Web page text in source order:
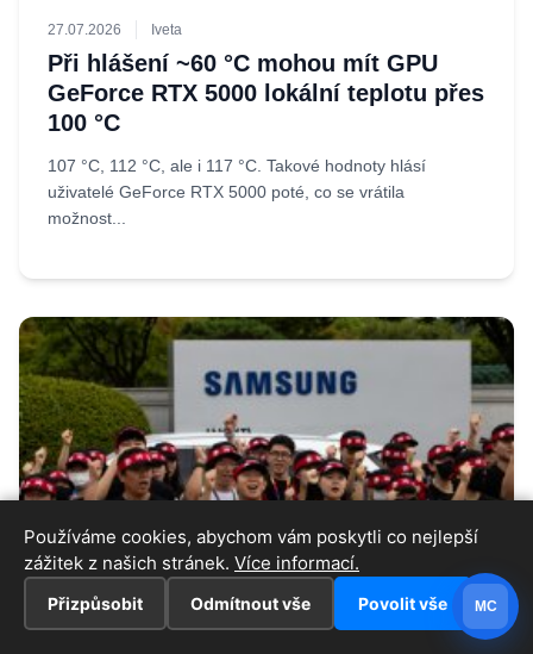
27.07.2026 Iveta
Při hlášení ~60 °C mohou mít GPU
GeForce RTX 5000 lokální teplotu přes
100 °C
107 °C, 112 °C, ale i 117 °C. Takové hodnoty hlásí
uživatelé GeForce RTX 5000 poté, co se vrátila
možnost...
27.07.2026 Iveta
82 % pracovníků Samsung Foundry
Používáme cookies, abychom vám poskytli co nejlepší
zážitek z našich stránek. Více informací.
Přizpůsobit Odmítnout vše Povolit vše MC